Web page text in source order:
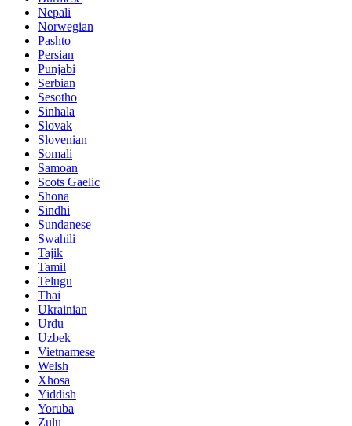
Nepali
Norwegian
Pashto
Persian
Punjabi
Serbian
Sesotho
Sinhala
Slovak
Slovenian
Somali
Samoan
Scots Gaelic
Shona
Sindhi
Sundanese
Swahili
Tajik
Tamil
Telugu
Thai
Ukrainian
Urdu
Uzbek
Vietnamese
Welsh
Xhosa
Yiddish
Yoruba
Zulu